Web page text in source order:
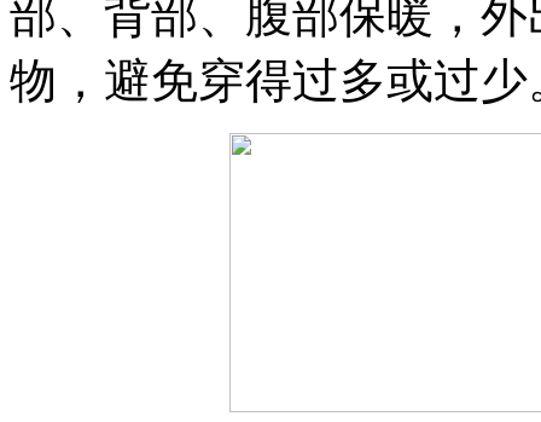
部、背部、腹部保暖，
物，避免穿得过多或过少